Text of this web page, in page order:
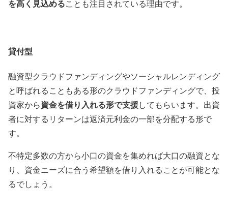
を高く見込めることも注目されている理由です。
貸付型
融資型クラウドファンディングやソーシャルレンディング
と呼ばれることもある形のクラウドファンディングで、投
資家から資金を借り入れる形で支援してもらいます。出資
者に対するリターンは返済元利金の一部を分配する形で
す。
不特定多数の方から小口の資金を集めれば大口の融資とな
り、資金ニーズに合う希望額を借り入れることが可能とな
るでしょう。